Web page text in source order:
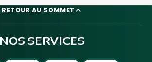
RETOUR AU SOMMET
NOS SERVICES